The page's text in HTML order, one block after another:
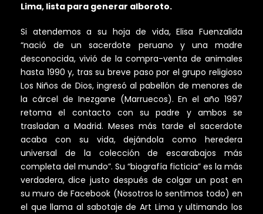
Lima, lista para generar alboroto.
Si atendemos a su hoja de vida, Elisa Fuenzalida
“nació de un sacerdote peruano y una madre
desconocida, vivió de la compra-venta de animales
hasta 1990 y, tras su breve paso por el grupo religioso
Los Niños de Dios, ingresó al pabellón de menores de
la cárcel de Inezgane (Marruecos). En el año 1997
retoma el contacto con su padre y ambos se
trasladan a Madrid. Meses más tarde el sacerdote
acaba con su vida, dejándola como heredera
universal de la colección de escarabajos más
completa del mundo”. Su “biografía ficticia” es la más
verdadera, dice justo después de colgar un post en
su muro de Facebook (Nosotros lo sentimos todo) en
el que llama al sabotaje de Art Lima y ultimando los